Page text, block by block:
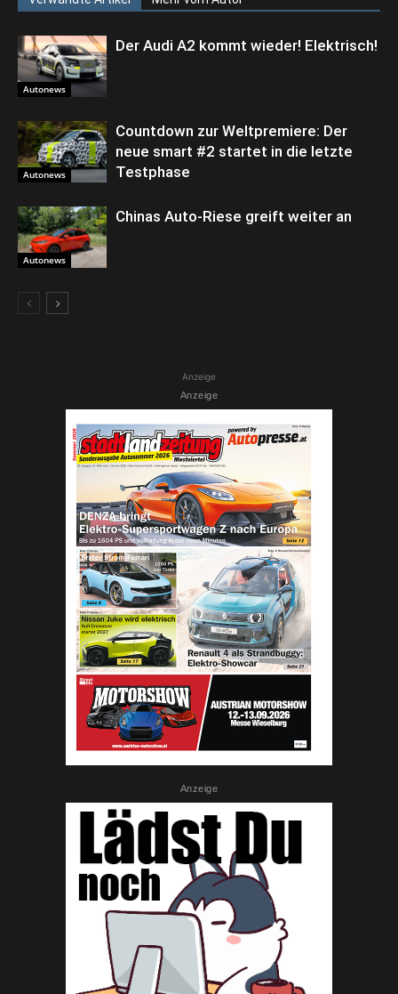
Autonews
Der Audi A2 kommt wieder! Elektrisch!
Autonews
Countdown zur Weltpremiere: Der
neue smart #2 startet in die letzte
Testphase
Autonews
Chinas Auto-Riese greift weiter an
Anzeige
Anzeige
Anzeige